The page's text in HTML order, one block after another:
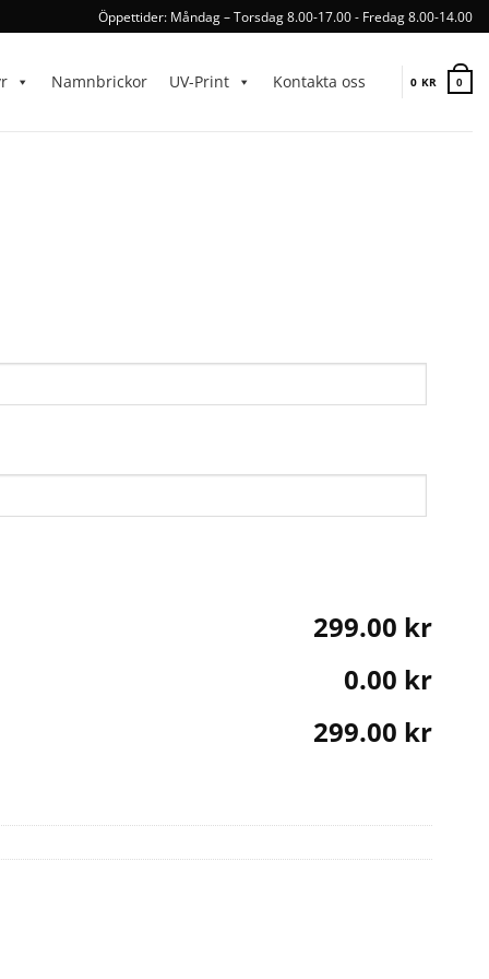
Öppettider: Måndag – Torsdag 8.00-17.00 - Fredag 8.00-14.00
Namnbrickor UV-Print Kontakta oss 0 KR 0
299.00 kr
0.00 kr
299.00 kr